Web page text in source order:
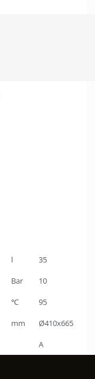
l
35
Bar
10
℃
95
mm
Ø410x665
A